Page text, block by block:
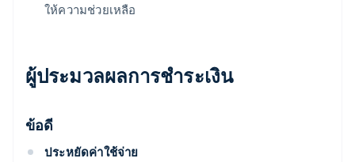
ให้ความช่วยเหลือ
ผู้ประมวลผลการชําระเงิน
ข้อดี
ประหยัดค่าใช้จ่าย